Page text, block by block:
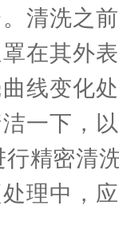
清洗之
在其外
线变化
一下，
精密清
理中，